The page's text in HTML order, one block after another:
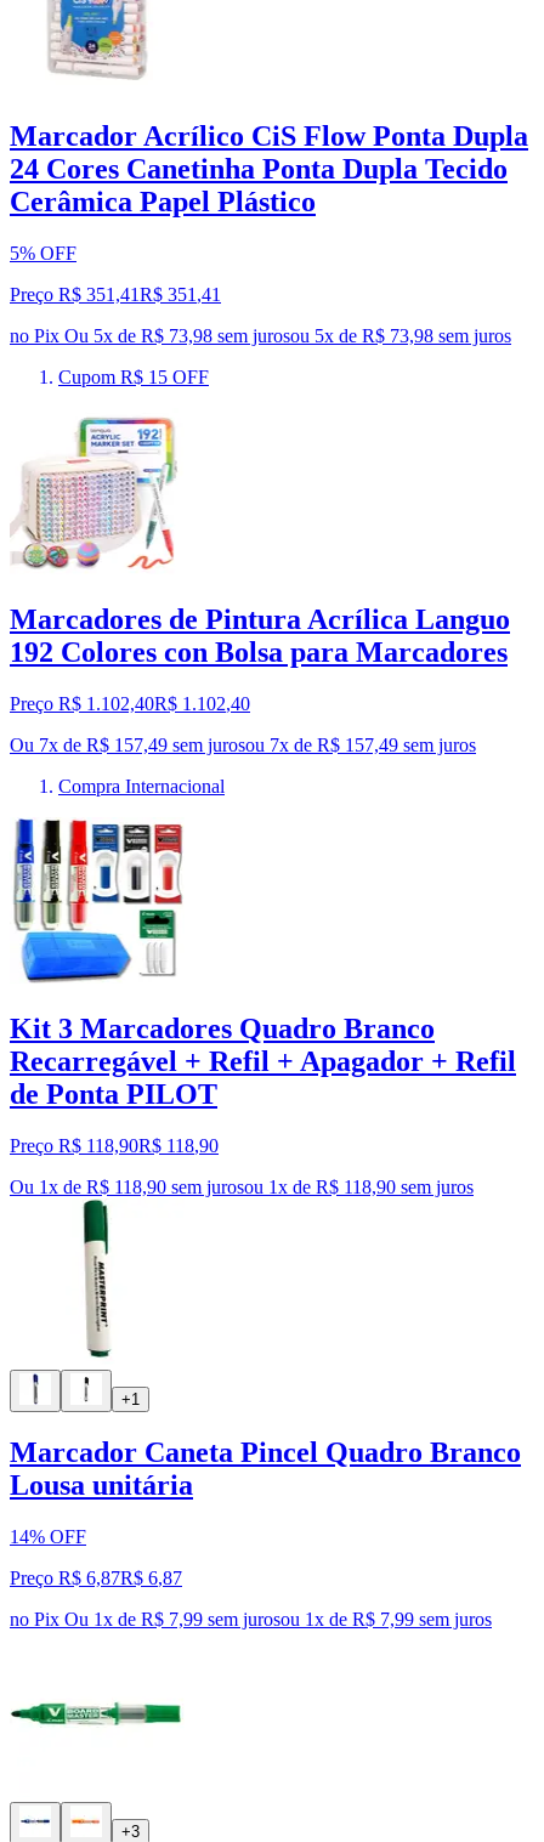
Marcador Acrílico CiS Flow Ponta Dupla
24 Cores Canetinha Ponta Dupla Tecido
Cerâmica Papel Plástico
5% OFF
Preço R$ 351,41R$ 351 ,41
no Pix Ou 5x de R$ 73,98 sem jurosou 5x de R$ 73,98 sem juros
Cupom R$ 15 OFF
Marcadores de Pintura Acrílica Languo
192 Colores con Bolsa para Marcadores
Preço R$ 1.102,40R$ 1.102,40
Ou 7x de R$ 157,49 sem jurosou 7x de R$ 157,49 sem juros
Compra Internacional
Kit 3 Marcadores Quadro Branco
Recarregável + Refil + Apagador + Refil
de Ponta PILOT
Preço R$ 118,90R$ 118,90
Ou 1x de R$ 118,90 sem jurosou 1x de R$ 118,90 sem juros
+1
Marcador Caneta Pincel Quadro Branco
Lousa unitária
14% OFF
Preço R$ 6,87R$ 6,87
no Pix Ou 1x de R$ 7,99 sem jurosou 1x de R$ 7,99 sem juros
+3